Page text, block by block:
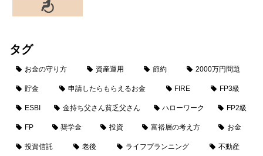
タグ
お金の守り方 資産運用 節約 2000万円問題
貯金 申請したらもらえるお金 FIRE FP3級
ESBI 金持ち父さん貧乏父さん ハローワーク FP2級
FP 奨学金 投資 富裕層の考え方 お金
投資信託 老後 ライフプランニング 不動産